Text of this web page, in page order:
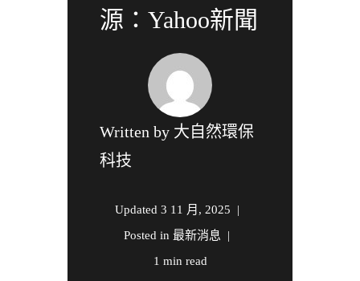
源：Yahoo新聞
Written by 大自然環保
科技
Updated 3 11 月, 2025
Posted in 最新消息
1 min read